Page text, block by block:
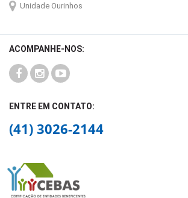
Unidade Ourinhos
ACOMPANHE-NOS:
ENTRE EM CONTATO:
(41) 3026-2144